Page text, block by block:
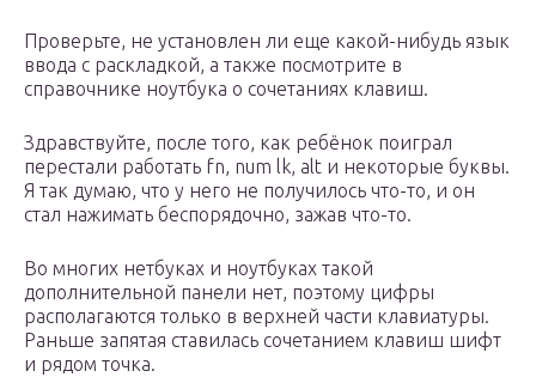
Проверьте, не установлен ли еще какой-нибудь язык
ввода с раскладкой, а также посмотрите в
справочнике ноутбука о сочетаниях клавиш.
Здравствуйте, после того, как ребёнок поиграл
перестали работать fn, num lk, alt и некоторые буквы.
Я так думаю, что у него не получилось что-то, и он
стал нажимать беспорядочно, зажав что-то.
Во многих нетбуках и ноутбуках такой
дополнительной панели нет, поэтому цифры
располагаются только в верхней части клавиатуры.
Раньше запятая ставилась сочетанием клавиш шифт
и рядом точка.